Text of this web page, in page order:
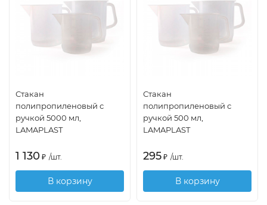
Стакан
полипропиленовый с
ручкой 5000 мл,
LAMAPLAST
1 130 ₽ /шт.
В корзину
Стакан
полипропиленовый с
ручкой 500 мл,
LAMAPLAST
295 ₽ /шт.
В корзину